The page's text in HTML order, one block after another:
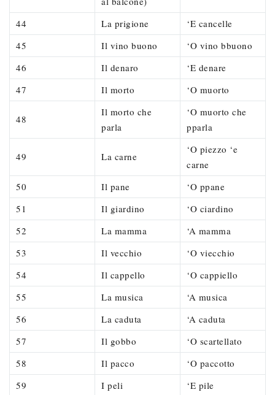
44 La prigione
‘E cancelle
45
Il vino buono
‘O vino bbuono
46
Il denaro
‘E denare
47
Il morto ‘O muorto
48
Il morto che
parla
‘O muorto che
pparla
49 La carne
‘O piezzo ‘e
carne
50
Il pane
‘O ppane
51
Il giardino
‘O ciardino
52
La mamma
‘A mamma
53
Il vecchio
‘O viecchio
54
Il cappello
‘O cappiello
55
La musica
‘A musica
56
La caduta
‘A caduta
57
Il gobbo
‘O scartellato
58
Il pacco
‘O paccotto
59
I peli ‘E pile